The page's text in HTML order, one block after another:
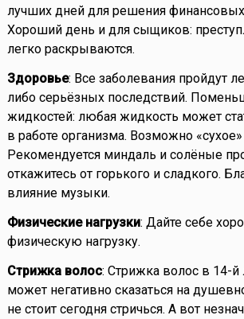
лучших дней для решения
Хороший день и для сыщиков:
легко раскрываются.
Здоровье: Все заболевания пройдут
либо серьёзных последствий.
жидкостей: любая жидкость может
в работе организма. Возможно
Рекомендуется миндаль и солёные
откажитесь от горького и сладкого.
влияние музыки.
Физические нагрузки: Дайте себе
физическую нагрузку.
Стрижка волос: Стрижка волос в 14-
может негативно сказаться на
не стоит сегодня стричься. А вот